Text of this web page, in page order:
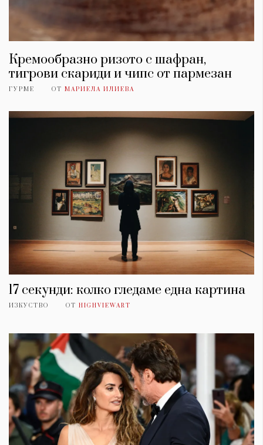
Кремообразно ризото с шафран,
тигрови скариди и чипс от пармезан
ГУРМЕ ОТ МАРИЕЛА ИЛИЕВА
17 секунди: колко гледаме една картина
ИЗКУСТВО ОТ HIGHVIEWART